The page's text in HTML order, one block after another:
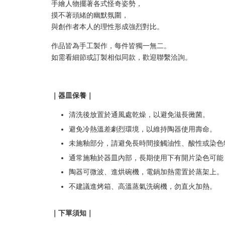
手繪人物擺著各式怪奇姿勢，
摸不著頭緒的幽默氛圍，
與創作者本人的理性形成強烈對比。
作品皆為手工製作，每件皆獨一無二。
如需看細節或訂製相似同款，歡迎聯繫洽詢。
｜器皿保養｜
清洗後放置於通風處乾燥，以避免滋長黴菌。
避免冷熱溫差劇烈環境，以維持陶器使用壽命。
未施釉部分，請避免長時間接觸油性、酸性或染色
通常施釉於器皿內部，長期使用下有開片染色可能
陶器可微波、進烘碗機，電鍋加熱需置於蒸架上。
不建議進烤箱、高溫蒸氣洗碗機，勿直火加熱。
｜下單須知｜